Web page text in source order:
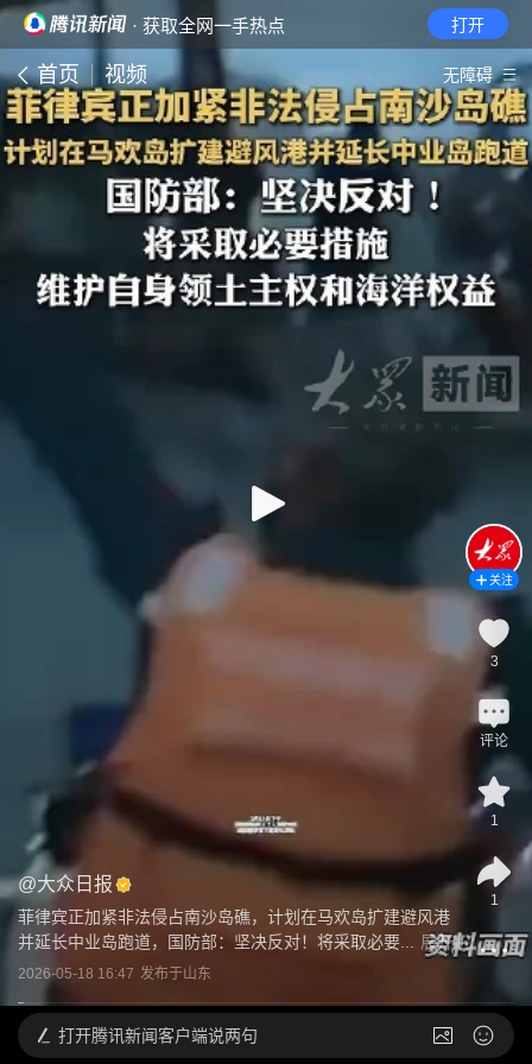
· 获取全网一手热点 打开
首页 视频 无障碍
@大众日报
菲律宾正加紧非法侵占南沙岛礁，计划在马欢岛扩建避风港
并延长中业岛跑道，国防部：坚决反对！将采取必要...
展开
2026-05-18 16:47 发布于山东
关注
3
评论
1
1
打开腾讯新闻客户端说两句